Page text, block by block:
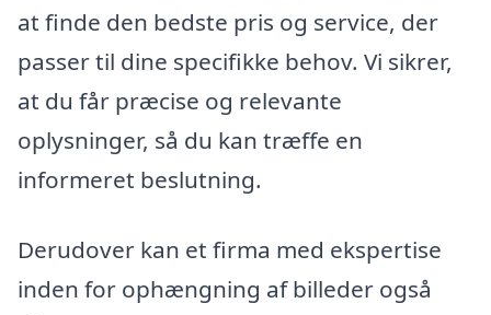
at finde den bedste pris og service, der
passer til dine specifikke behov. Vi sikrer,
at du får præcise og relevante
oplysninger, så du kan træffe en
informeret beslutning.
Derudover kan et firma med ekspertise
inden for ophængning af billeder også